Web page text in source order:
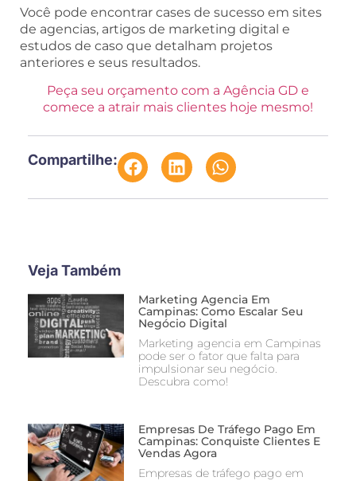
Você pode encontrar cases de sucesso em sites
de agencias, artigos de marketing digital e
estudos de caso que detalham projetos
anteriores e seus resultados.
Peça seu orçamento com a Agência GD e
comece a atrair mais clientes hoje mesmo!
Compartilhe:
Veja Também
Marketing Agencia Em
Campinas: Como Escalar Seu
Negócio Digital
Marketing agencia em Campinas
pode ser o fator que falta para
impulsionar seu negócio.
Descubra como!
Empresas De Tráfego Pago Em
Campinas: Conquiste Clientes E
Vendas Agora
Empresas de tráfego pago em